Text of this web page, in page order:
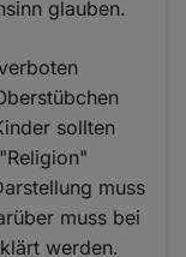
glauben.
sollten
muss
muss bei
werden.